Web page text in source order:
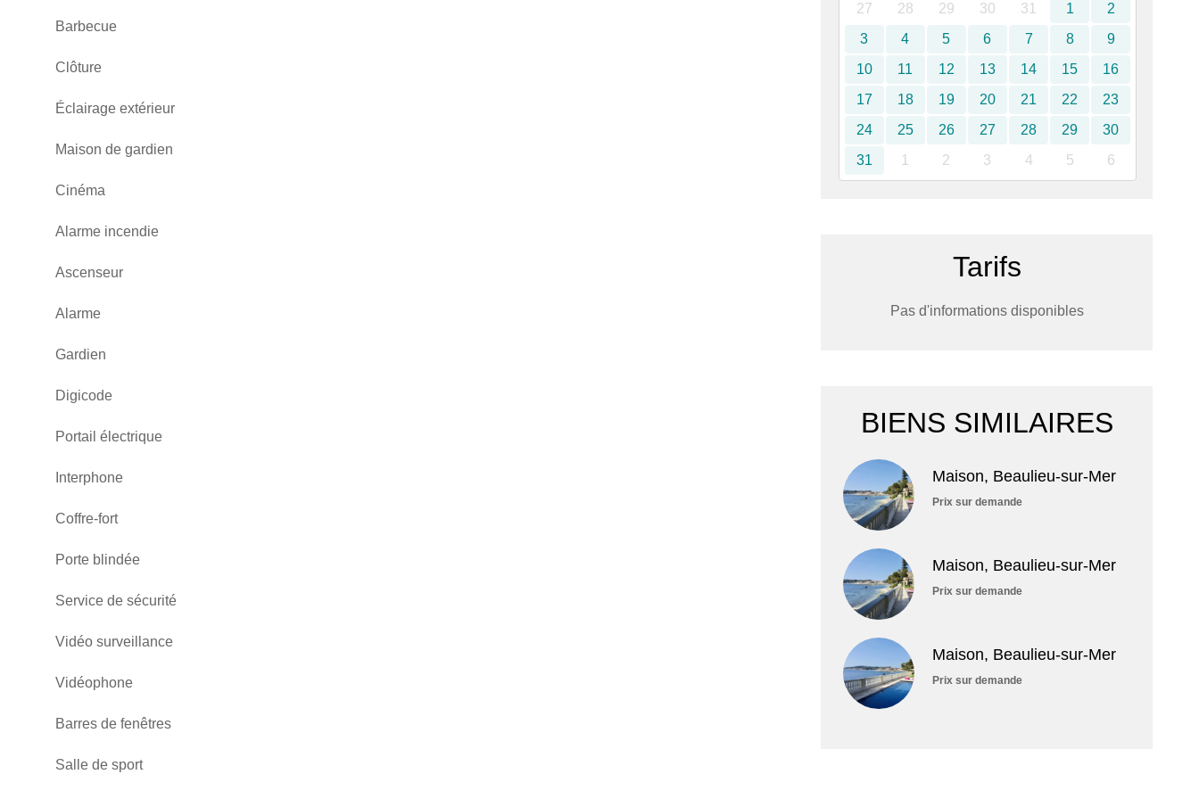
Barbecue
Clôture
Éclairage extérieur
Maison de gardien
Cinéma
Alarme incendie
Ascenseur
Alarme
Gardien
Digicode
Portail électrique
Interphone
Coffre-fort
Porte blindée
Service de sécurité
Vidéo surveillance
Vidéophone
Barres de fenêtres
Salle de sport
27 28 29 30 31 1
2
3
4 5 6 7 8
9
10
11 12 13 14 15
16
17
18 19 20 21 22
23
24
25 26 27 28 29
30
31
1 2 3 4 5 6
Tarifs
Pas d'informations disponibles
BIENS SIMILAIRES
Maison, Beaulieu-sur-Mer
Prix sur demande
Maison, Beaulieu-sur-Mer
Prix sur demande
Maison, Beaulieu-sur-Mer
Prix sur demande